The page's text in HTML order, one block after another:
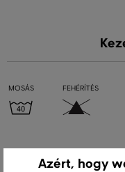
MOSÁS FEHÉRÍTÉS
Azért, hogy